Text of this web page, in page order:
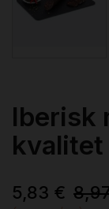
Iberisk
kvalitet
5,83 €